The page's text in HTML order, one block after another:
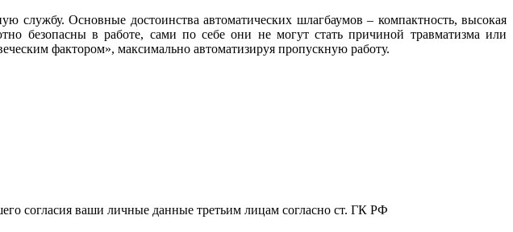
службу. Основные достоинства автоматических шлагбаумов – компактность, высокая
безопасны в работе, сами по себе они не могут стать причиной травматизма или
фактором», максимально автоматизируя пропускную работу.
согласия ваши личные данные третьим лицам согласно ст. ГК РФ